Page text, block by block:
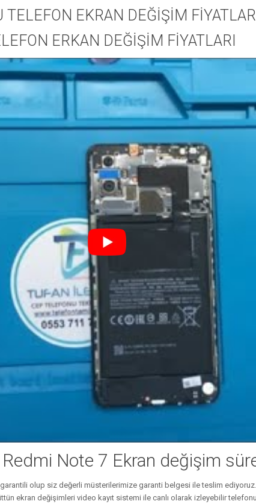
TELEFON EKRAN DEĞİŞİM FİYATLARI
ERKAN DEĞİŞİM FİYATLARI
Note 7 Ekran değişim
olup siz değerli müsterilerimize garanti belgesi ile teslim
ekran değişimleri video kayıt sistemi ile canlı olarak izleyebilir